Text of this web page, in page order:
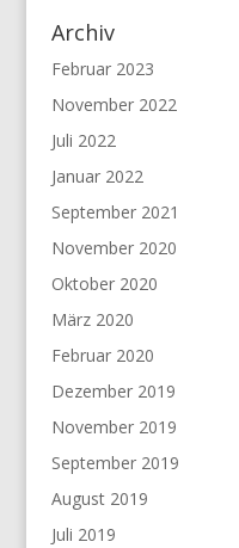
Archiv
Februar 2023
November 2022
Juli 2022
Januar 2022
September 2021
November 2020
Oktober 2020
März 2020
Februar 2020
Dezember 2019
November 2019
September 2019
August 2019
Juli 2019